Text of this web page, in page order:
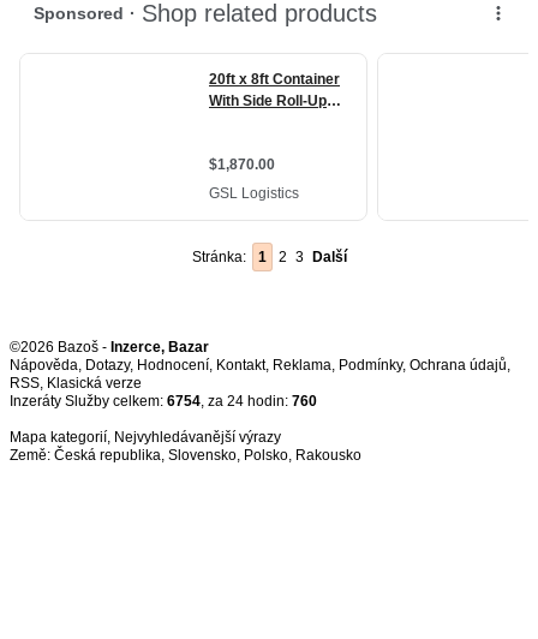
Stránka: 1 2 3 Další
©2026 Bazoš - Inzerce, Bazar
Nápověda, Dotazy, Hodnocení, Kontakt, Reklama, Podmínky, Ochrana údajů,
RSS,
Inzeráty Služby celkem: 6754, za 24 hodin: 760
Mapa kategorií, Nejvyhledávanější výrazy
Země: Česká republika, Slovensko, Polsko, Rakousko